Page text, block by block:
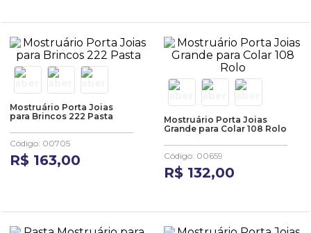
Mostruário Porta Joias
para Brincos 222 Pasta
Código: 00705
R$ 163,00
Mostruário Porta Joias
Grande para Colar 108 Rolo
Código: 00659
R$ 132,00